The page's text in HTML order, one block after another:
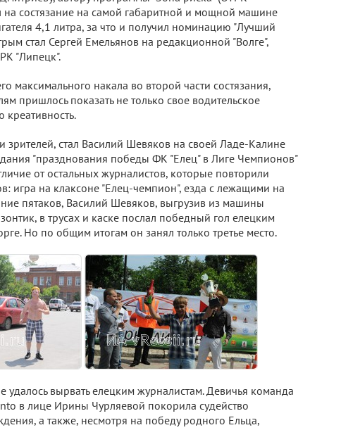
состязание на самой габаритной и мощной машине
4,1 литра, за что и получил номинацию "Лучший
стал Сергей Емельянов на редакционной "Волге",
"Липецк".
максимального накала во второй части состязания,
пришлось показать не только свое водительское
креативность.
стал Василий Шевяков на своей Ладе-Калине
"празднования победы ФК "Елец" в Лиге Чемпионов"
от остальных журналистов, которые повторили
игра на клаксоне "Елец-чемпион", езда с лежащими на
пятаков, Василий Шевяков, выгрузив из машины
в трусах и каске послал победный гол елецким
Но по общим итогам он занял только третье место.
удалось вырвать елецким журналистам. Девичья команда
в лице Ирины Чурляевой покорила судейство
а также, несмотря на победу родного Ельца,